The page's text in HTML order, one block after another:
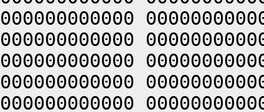
000000000000
000000000000
000000000000
000000000000
000000000000